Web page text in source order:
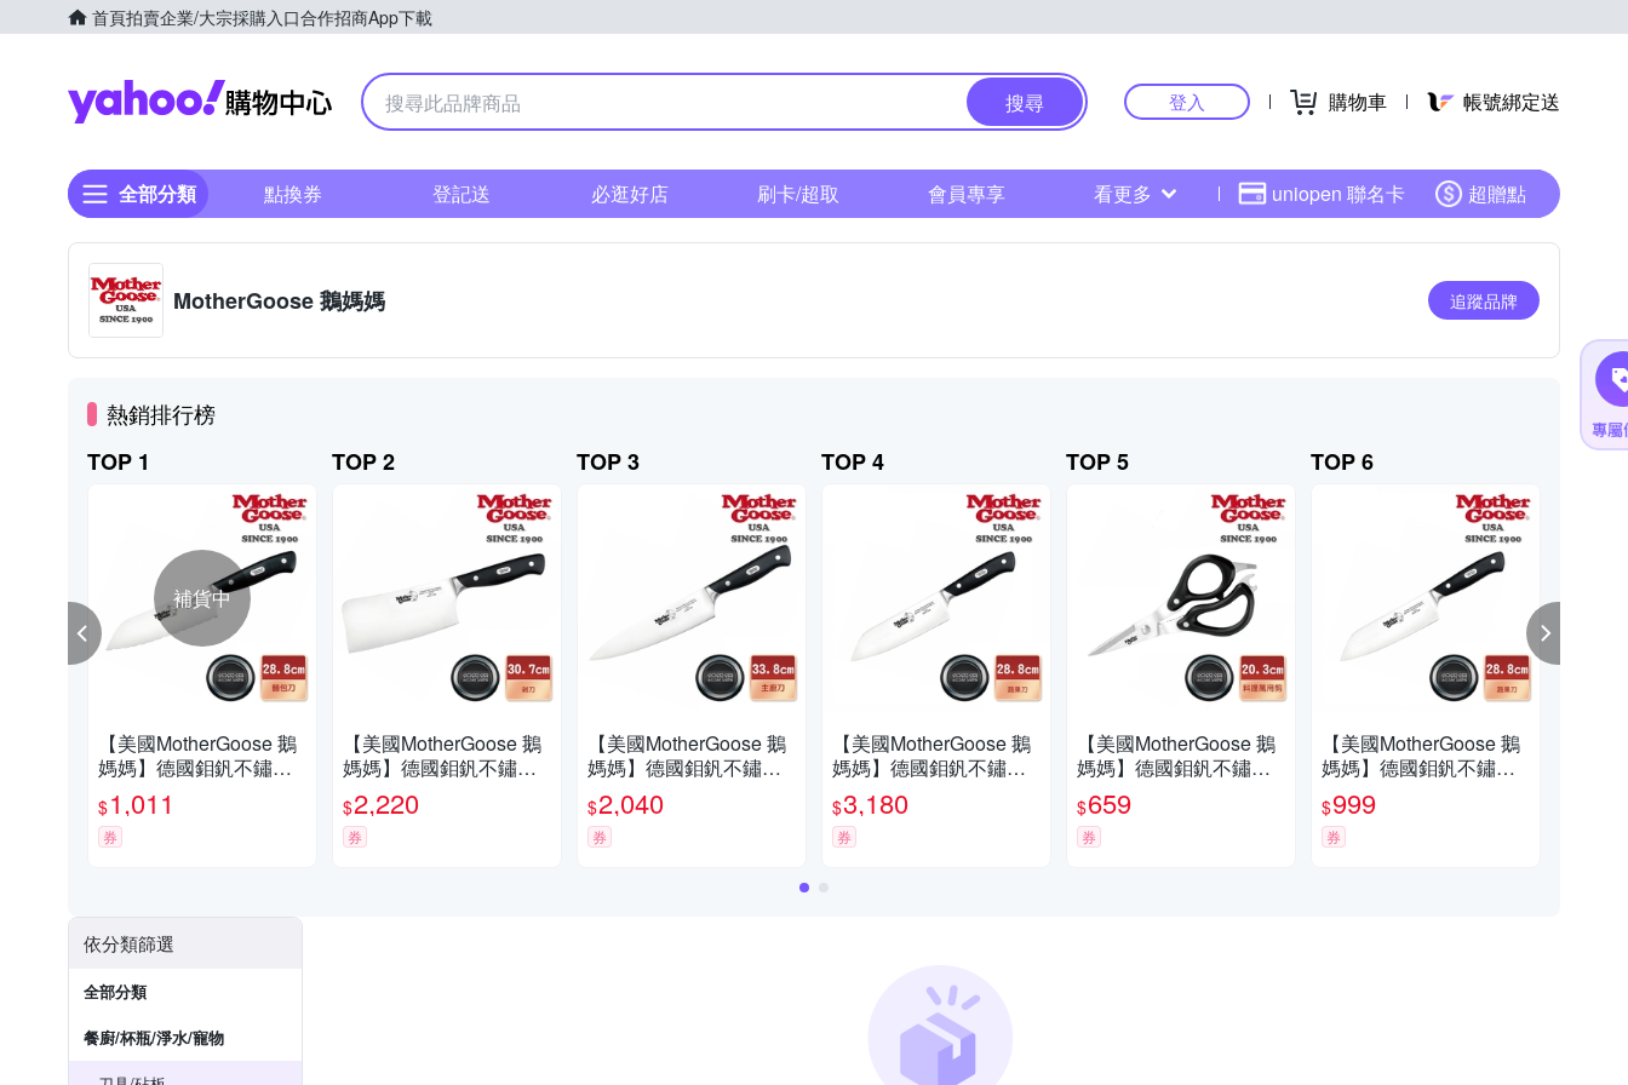
首頁拍賣企業/大宗採購入口合作招商App下載
Yahoo購物中心
搜尋 登入 購物車 帳號綁定送
全部分類 點換券 登記送 必逛好店 刷卡/超取 會員專享 看更多 uniopen 聯名卡 超贈點
MotherGoose 鵝媽媽 追蹤品牌
熱銷排行榜
TOP 1
補貨中
【美國MotherGoose 鵝
媽媽】德國鉬釩不鏽鋼
冷凍刀/麵包刀28.8cm
$1,011
券
TOP 2
【美國MotherGoose 鵝
媽媽】德國鉬釩不鏽鋼
剁刀30.7cm
$2,220
券
TOP 3
【美國MotherGoose 鵝
媽媽】德國鉬釩不鏽鋼
主廚刀22.8cm
$2,040
券
TOP 4
【美國MotherGoose 鵝
媽媽】德國鉬釩不鏽鋼
料理刀2入組28.8cm
$3,180
券
TOP 5
【美國MotherGoose 鵝
媽媽】德國鉬釩不鏽鋼
多功能料理剪刀20.8cm
$659
券
TOP 6
【美國MotherGoose 鵝
媽媽】德國鉬釩不鏽鋼
料理刀/切菜刀28.8cm
$999
券
依分類篩選
全部分類
餐廚/杯瓶/淨水/寵物